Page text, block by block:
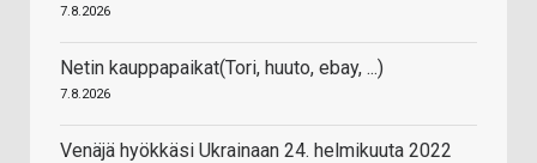
7.8.2026
Netin kauppapaikat(Tori, huuto, ebay, ...)
7.8.2026
Venäjä hyökkäsi Ukrainaan 24. helmikuuta 2022